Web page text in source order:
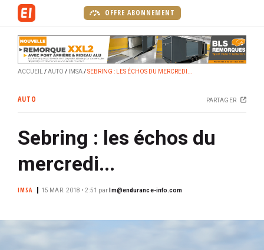
r
OFFRE ABONNEMENT
ACCUEIL AUTO IMSA SEBRING : LES ÉCHOS DU MERCREDI...
AUTO PARTAGER
Sebring : les échos du
mercredi...
IMSA 15 MAR. 2018 • 2:51 par lm@endurance-info.com